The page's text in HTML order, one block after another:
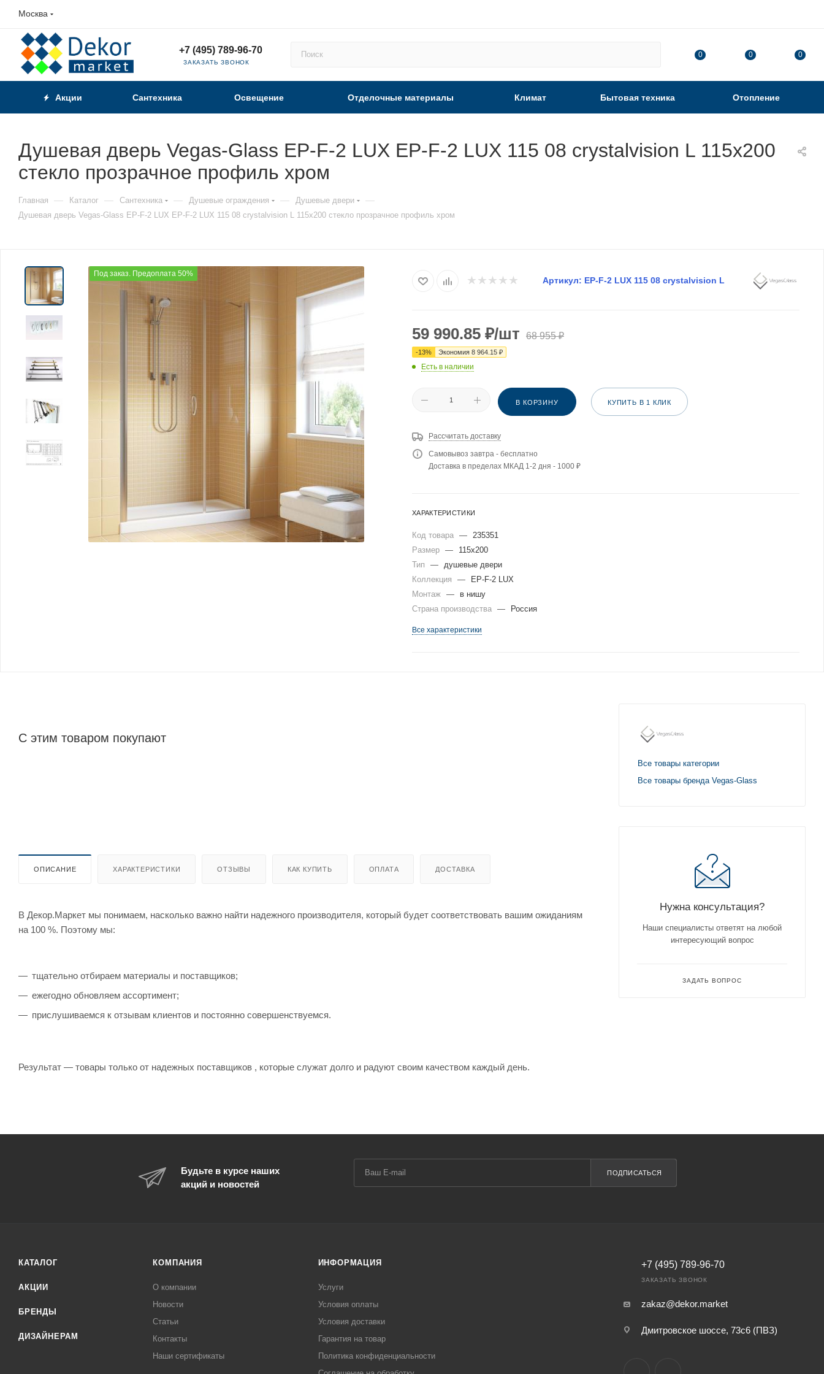
Москва
+7 (495) 789-96-70
ЗАКАЗАТЬ ЗВОНОК
0 0 0
Акции Сантехника Освещение Отделочные материалы Климат Бытовая техника Отопление
Душевая дверь Vegas-Glass EP-F-2 LUX EP-F-2 LUX 115 08 crystalvision L 115х200
стекло прозрачное профиль хром
Главная — Каталог — Сантехника — Душевые ограждения — Душевые двери —
Душевая дверь Vegas-Glass EP-F-2 LUX EP-F-2 LUX 115 08 crystalvision L 115х200 стекло прозрачное профиль хром
Под заказ. Предоплата 50%
Артикул: EP-F-2 LUX 115 08 crystalvision L
59 990.85 ₽/шт 68 955₽
-13% Экономия 8 964.15 ₽
Есть в наличии
В КОРЗИНУ КУПИТЬ В 1 КЛИК
Рассчитать доставку
Самовывоз завтра - бесплатно
Доставка в пределах МКАД 1-2 дня - 1000 ₽
ХАРАКТЕРИСТИКИ
Код товара — 235351
Размер —
115x200
Тип
— душевые двери
Коллекция
—
EP-F-2 LUX
Монтаж —
в нишу
Страна производства — Россия
Все характеристики
С этим товаром покупают
ОПИСАНИЕ ХАРАКТЕРИСТИКИ ОТЗЫВЫ КАК КУПИТЬ ОПЛАТА ДОСТАВКА
В Декор.Маркет мы понимаем, насколько важно найти надежного производителя, который будет соответствовать вашим ожиданиям
на 100 %. Поэтому мы:
тщательно отбираем материалы и поставщиков;
ежегодно обновляем ассортимент;
прислушиваемся к отзывам клиентов и постоянно совершенствуемся.
Результат — товары только от надежных поставщиков , которые служат долго и радуют своим качеством каждый день.
Все товары категории
Все товары бренда Vegas-Glass
Нужна консультация?
Наши специалисты ответят на любой
интересующий вопрос
ЗАДАТЬ ВОПРОС
Будьте в курсе наших
акций и новостей
ПОДПИСАТЬСЯ
КАТАЛОГ
АКЦИИ
БРЕНДЫ
ДИЗАЙНЕРАМ
КОМПАНИЯ
О компании
Новости
Статьи
Контакты
Наши сертификаты
ИНФОРМАЦИЯ
Услуги
Условия оплаты
Условия доставки
Гарантия на товар
Политика конфиденциальности
+7 (495) 789-96-70
ЗАКАЗАТЬ ЗВОНОК
zakaz@dekor.market
Дмитровское шоссе, 73с6 (ПВЗ)